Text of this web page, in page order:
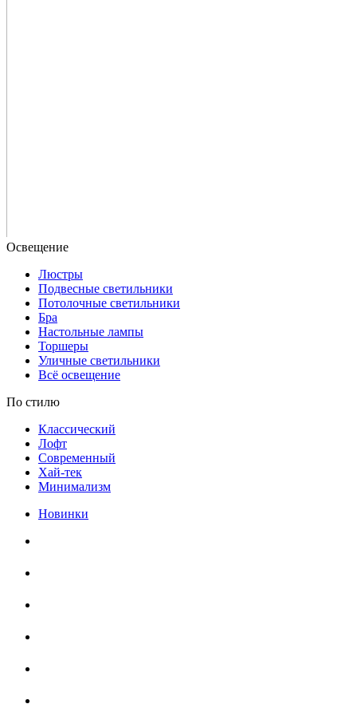
Люстры
Подвесные светильники
Потолочные светильники
Бра
Настольные лампы
Торшеры
Уличные светильники